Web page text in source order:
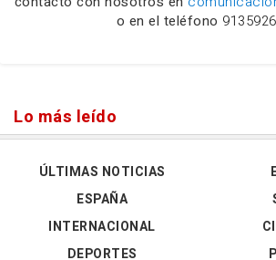
o en el teléfono
Lo más leído
ÚLTIMAS NOTICIAS
ESPAÑA
INTERNACIONAL
DEPORTES